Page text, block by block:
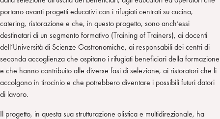
portano avanti progetti educativi con i rifugiati centrati su cucina,
catering, ristorazione e che, in questo progetto, sono anch’essi
destinatari di un segmento formativo (Training of Trainers), ai docenti
dell’Università di Scienze Gastronomiche, ai responsabili dei centri di
seconda accoglienza che ospitano i rifugiati beneficiari della formazione
e che hanno contribuito alle diverse fasi di selezione, ai ristoratori che li
accolgono in tirocinio e che potrebbero diventare i possibili futuri datori
di lavoro.
Il progetto, in questa sua strutturazione olistica e multidirezionale, ha